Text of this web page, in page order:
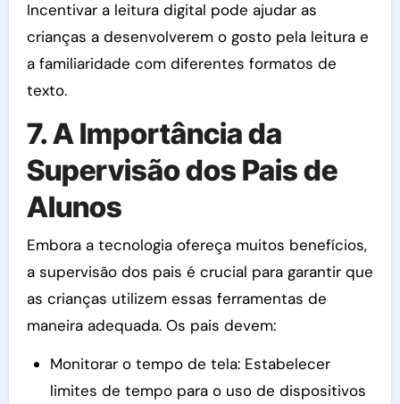
Incentivar a leitura digital pode ajudar as
crianças a desenvolverem o gosto pela leitura e
a familiaridade com diferentes formatos de
texto.
7. A Importância da
Supervisão dos Pais de
Alunos
Embora a tecnologia ofereça muitos benefícios,
a supervisão dos pais é crucial para garantir que
as crianças utilizem essas ferramentas de
maneira adequada. Os pais devem:
Monitorar o tempo de tela: Estabelecer
limites de tempo para o uso de dispositivos